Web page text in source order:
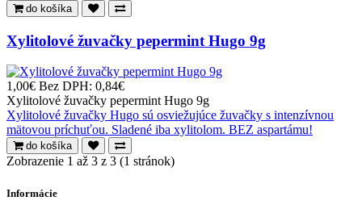
do košíka
Xylitolové žuvačky pepermint Hugo 9g
1,00€ Bez DPH: 0,84€
Xylitolové žuvačky pepermint Hugo 9g
Xylitolové žuvačky Hugo sú osviežujúce žuvačky s intenzívnou
mätovou príchuťou. Sladené iba xylitolom. BEZ aspartámu!
do košíka
Zobrazenie 1 až 3 z 3 (1 stránok)
Informácie